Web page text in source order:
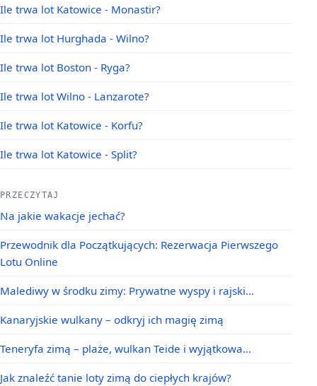
Ile trwa lot Katowice - Monastir?
Ile trwa lot Hurghada - Wilno?
Ile trwa lot Boston - Ryga?
Ile trwa lot Wilno - Lanzarote?
Ile trwa lot Katowice - Korfu?
Ile trwa lot Katowice - Split?
PRZECZYTAJ
Na jakie wakacje jechać?
Przewodnik dla Początkujących: Rezerwacja Pierwszego
Lotu Online
Malediwy w środku zimy: Prywatne wyspy i rajski…
Kanaryjskie wulkany – odkryj ich magię zimą
Teneryfa zimą – plaże, wulkan Teide i wyjątkowa…
Jak znaleźć tanie loty zimą do ciepłych krajów?